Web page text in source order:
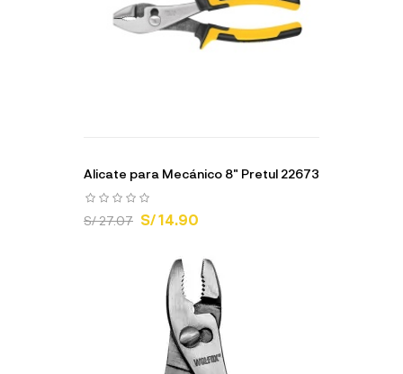
Alicate para Mecánico 8" Pretul 22673
S/ 27.07 S/ 14.90